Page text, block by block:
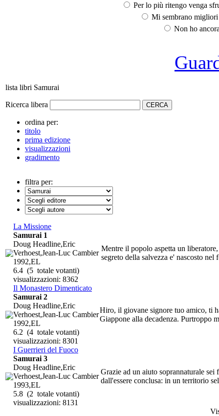
Per lo più ritengo venga
Mi sembrano
Non ho
lista libri Samurai
Ricerca libera
ordina per:
titolo
prima edizione
visualizzazioni
gradimento
filtra per:
La Missione
Mentre il popolo aspetta un
segreto della salvezza e' nascosto
Samurai 1
Doug Headline,Eric
Verhoest,Jean-Luc Cambier
1992,EL
6.4 (5 totale votanti)
visualizzazioni: 8362
Il Monastero Dimenticato
Hiro, il giovane signore tuo amico, ti
Giappone alla decadenza. Purtroppo
Samurai 2
Doug Headline,Eric
Verhoest,Jean-Luc Cambier
1992,EL
6.2 (4 totale votanti)
visualizzazioni: 8301
I Guerrieri del Fuoco
Grazie ad un aiuto soprannaturale
dall'essere conclusa: in un territorio
Samurai 3
Doug Headline,Eric
Verhoest,Jean-Luc Cambier
1993,EL
5.8 (2 totale votanti)
visualizzazioni: 8131